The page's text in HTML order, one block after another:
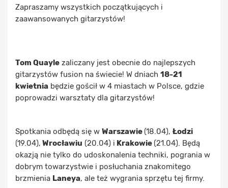
Zapraszamy wszystkich początkujących i
zaawansowanych gitarzystów!
Tom Quayle zaliczany jest obecnie do najlepszych
gitarzystów fusion na świecie! W dniach 18-21
kwietnia będzie gościł w 4 miastach w Polsce, gdzie
poprowadzi warsztaty dla gitarzystów!
Spotkania odbędą się w Warszawie (18.04), Łodzi
(19.04), Wrocławiu (20.04) i Krakowie (21.04). Będą
okazją nie tylko do udoskonalenia techniki, pogrania w
dobrym towarzystwie i posłuchania znakomitego
brzmienia Laneya, ale też wygrania sprzętu tej firmy.